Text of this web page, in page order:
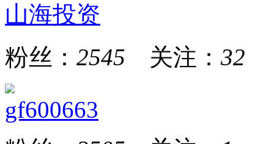
山海投资
粉丝： 2545 关注： 32
gf600663